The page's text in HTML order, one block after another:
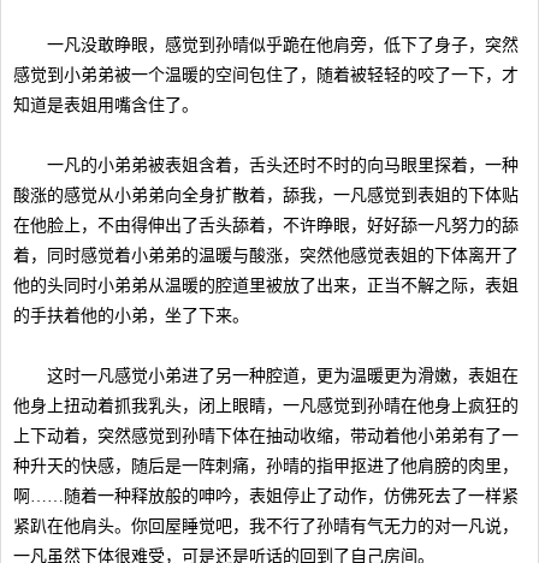
一凡没敢睁眼，感觉到孙晴似乎跪在他肩旁，低下了身子，突然
感觉到小弟弟被一个温暖的空间包住了，随着被轻轻的咬了一下，才
知道是表姐用嘴含住了。
一凡的小弟弟被表姐含着，舌头还时不时的向马眼里探着，一种
酸涨的感觉从小弟弟向全身扩散着，舔我，一凡感觉到表姐的下体贴
在他脸上，不由得伸出了舌头舔着，不许睁眼，好好舔一凡努力的舔
着，同时感觉着小弟弟的温暖与酸涨，突然他感觉表姐的下体离开了
他的头同时小弟弟从温暖的腔道里被放了出来，正当不解之际，表姐
的手扶着他的小弟，坐了下来。
这时一凡感觉小弟进了另一种腔道，更为温暖更为滑嫩，表姐在
他身上扭动着抓我乳头，闭上眼睛，一凡感觉到孙晴在他身上疯狂的
上下动着，突然感觉到孙晴下体在抽动收缩，带动着他小弟弟有了一
种升天的快感，随后是一阵刺痛，孙晴的指甲抠进了他肩膀的肉里，
啊……随着一种释放般的呻吟，表姐停止了动作，仿佛死去了一样紧
紧趴在他肩头。你回屋睡觉吧，我不行了孙晴有气无力的对一凡说，
一凡虽然下体很难受，可是还是听话的回到了自己房间。